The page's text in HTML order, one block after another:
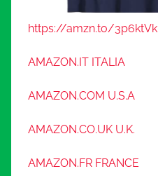
https://amzn.to/3p6ktVk
AMAZON.IT ITALIA
AMAZON.COM U.S.A
AMAZON.CO.UK U.K.
AMAZON.FR FRANCE